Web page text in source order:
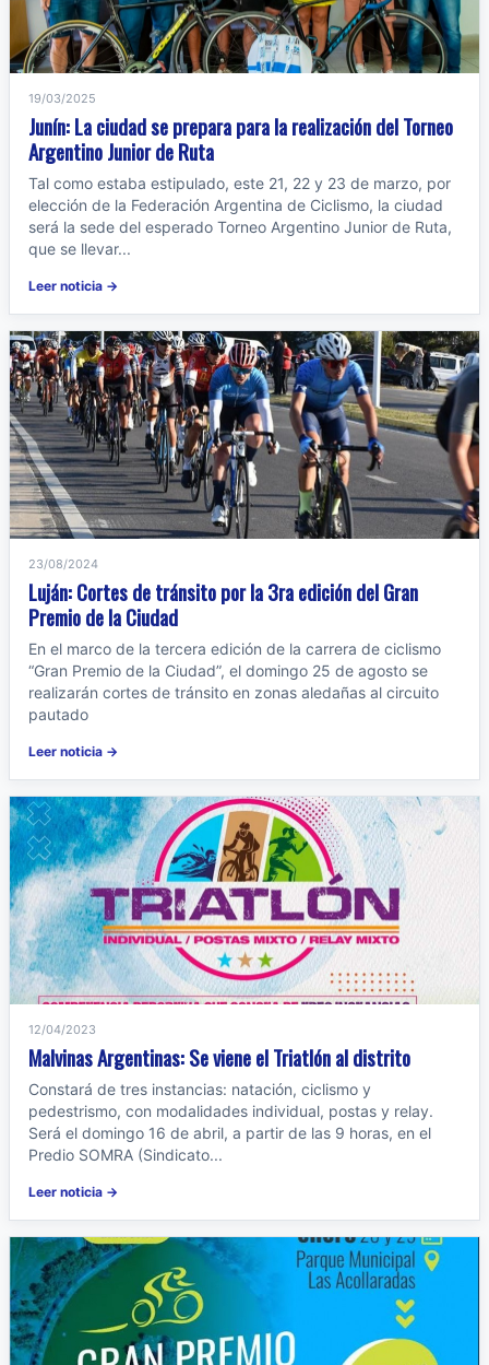
19/03/2025
Junín: La ciudad se prepara para la realización del Torneo
Argentino Junior de Ruta
Tal como estaba estipulado, este 21, 22 y 23 de marzo, por
elección de la Federación Argentina de Ciclismo, la ciudad
será la sede del esperado Torneo Argentino Junior de Ruta,
que se llevar...
Leer noticia →
23/08/2024
Luján: Cortes de tránsito por la 3ra edición del Gran
Premio de la Ciudad
En el marco de la tercera edición de la carrera de ciclismo
“Gran Premio de la Ciudad”, el domingo 25 de agosto se
realizarán cortes de tránsito en zonas aledañas al circuito
pautado
Leer noticia →
12/04/2023
Malvinas Argentinas: Se viene el Triatlón al distrito
Constará de tres instancias: natación, ciclismo y
pedestrismo, con modalidades individual, postas y relay.
Será el domingo 16 de abril, a partir de las 9 horas, en el
Predio SOMRA (Sindicato...
Leer noticia →